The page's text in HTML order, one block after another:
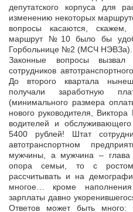
депутатского корпуса для
изменению некоторых
вопросы касаются,
маршрут №10 было бы
Горбольнице №2 (МСЧ НЭВЗа).
Законные вопросы вызвал
сотрудников
До второго квартала
получали заработную
(минимального размера
нового руководителя,
водителей и
5400 рублей! Штат
автотранспортном
мужчины, а мужчина –
опора семьи, то с
рассчитывать и на
многое… кроме
зарплаты давно
Ответов может быть много: